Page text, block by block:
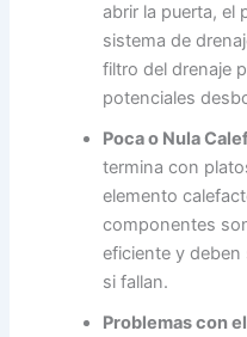
abrir la puerta, el
sistema de
filtro del drenaje
potenciales
Poca o Nula
termina con
elemento
componentes
eficiente y
si fallan.
Problemas con